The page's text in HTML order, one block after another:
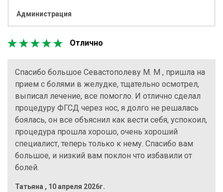
Администрация
Отлично
Спасибо большое Севастополеву М. М , пришла на
прием с болями в желудке, тщательно осмотрел,
выписал лечение, все помогло. И отлично сделал
процедуру ФГСД через нос, я долго не решалась
боялась, он все объяснил как вести себя, успокоил,
процедура прошла хорошо, очень хороший
специалист, теперь только к нему. Спасибо вам
большое, и низкий вам поклон что избавили от
болей.
Татьяна , 10 апреля 2026г.